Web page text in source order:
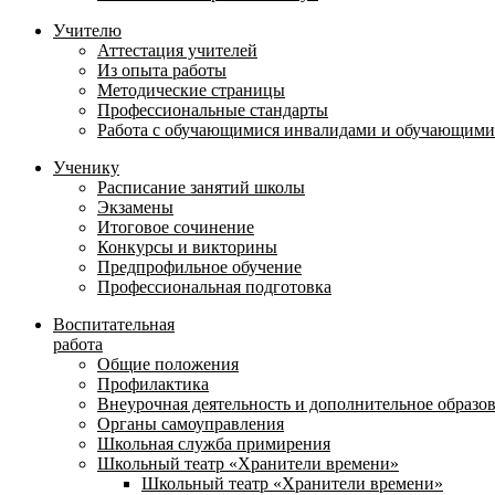
Учителю
Аттестация учителей
Из опыта работы
Методические страницы
Профессиональные стандарты
Работа с обучающимися инвалидами и
Ученику
Расписание занятий школы
Экзамены
Итоговое сочинение
Конкурсы и викторины
Предпрофильное обучение
Профессиональная подготовка
Воспитательная
работа
Общие положения
Профилактика
Внеурочная деятельность и дополнительное
Органы самоуправления
Школьная служба примирения
Школьный театр «Хранители времени»
Школьный театр «Хранители времени»